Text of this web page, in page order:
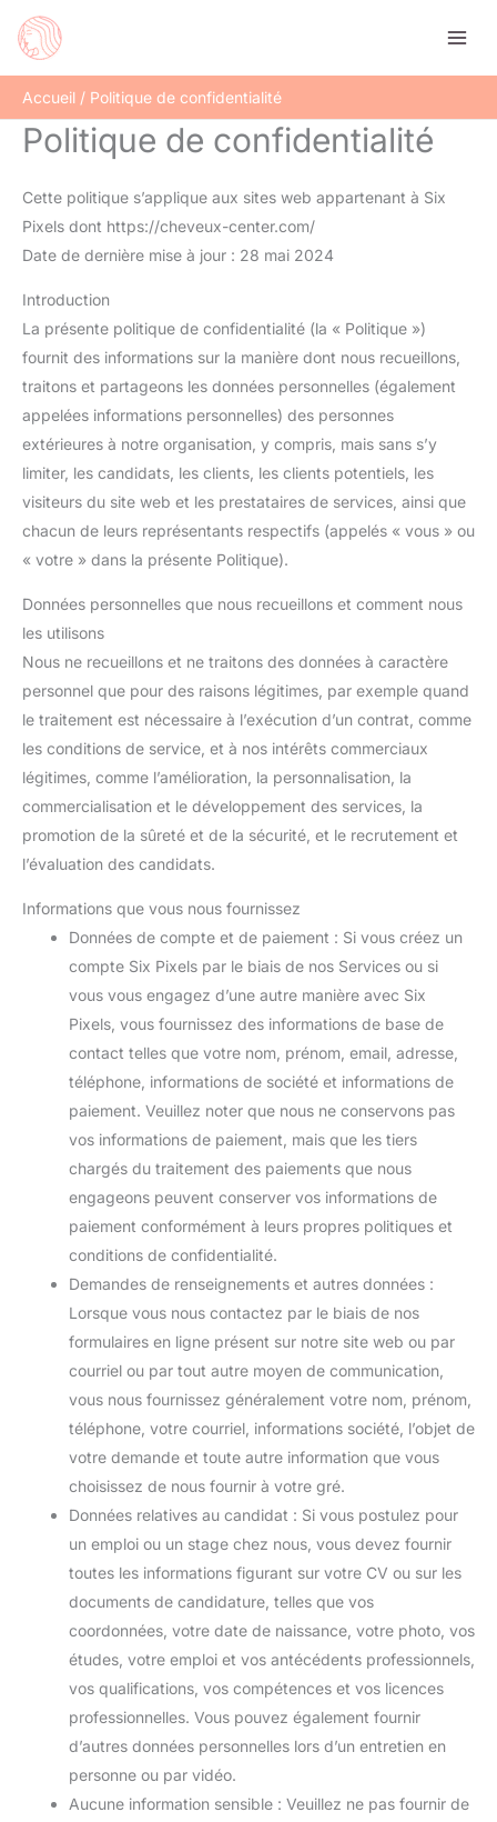
Accueil
Politique de confidentialité
Politique de confidentialité
Cette politique s’applique aux sites web appartenant à Six
Pixels dont https://cheveux-center.com/
Date de dernière mise à jour : 28 mai 2024
Introduction
La présente politique de confidentialité (la « Politique »)
fournit des informations sur la manière dont nous recueillons,
traitons et partageons les données personnelles (également
appelées informations personnelles) des personnes
extérieures à notre organisation, y compris, mais sans s’y
limiter, les candidats, les clients, les clients potentiels, les
visiteurs du site web et les prestataires de services, ainsi que
chacun de leurs représentants respectifs (appelés « vous » ou
« votre » dans la présente Politique).
Données personnelles que nous recueillons et comment nous
les utilisons
Nous ne recueillons et ne traitons des données à caractère
personnel que pour des raisons légitimes, par exemple quand
le traitement est nécessaire à l’exécution d’un contrat, comme
les conditions de service, et à nos intérêts commerciaux
légitimes, comme l’amélioration, la personnalisation, la
commercialisation et le développement des services, la
promotion de la sûreté et de la sécurité, et le recrutement et
l’évaluation des candidats.
Informations que vous nous fournissez
Données de compte et de paiement : Si vous créez un
compte Six Pixels par le biais de nos Services ou si
vous vous engagez d’une autre manière avec Six
Pixels, vous fournissez des informations de base de
contact telles que votre nom, prénom, email, adresse,
téléphone, informations de société et informations de
paiement. Veuillez noter que nous ne conservons pas
vos informations de paiement, mais que les tiers
chargés du traitement des paiements que nous
engageons peuvent conserver vos informations de
paiement conformément à leurs propres politiques et
conditions de confidentialité.
Demandes de renseignements et autres données :
Lorsque vous nous contactez par le biais de nos
formulaires en ligne présent sur notre site web ou par
courriel ou par tout autre moyen de communication,
vous nous fournissez généralement votre nom, prénom,
téléphone, votre courriel, informations société, l’objet de
votre demande et toute autre information que vous
choisissez de nous fournir à votre gré.
Données relatives au candidat : Si vous postulez pour
un emploi ou un stage chez nous, vous devez fournir
toutes les informations figurant sur votre CV ou sur les
documents de candidature, telles que vos
coordonnées, votre date de naissance, votre photo, vos
études, votre emploi et vos antécédents professionnels,
vos qualifications, vos compétences et vos licences
professionnelles. Vous pouvez également fournir
d’autres données personnelles lors d’un entretien en
personne ou par vidéo.
Aucune information sensible : Veuillez ne pas fournir de